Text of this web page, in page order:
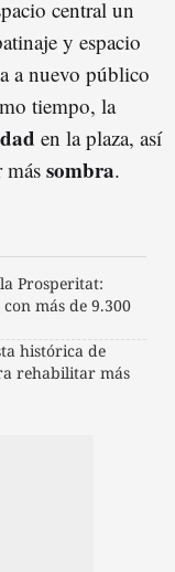
central un
y espacio
a nuevo público
tiempo, la
en la plaza, así
mássombra.
Prosperitat:
más de 9.300
histórica de
rehabilitar más